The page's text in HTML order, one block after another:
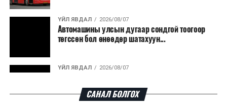
гарсан үнснээс фосфор сэргээн авах технологи
ашигладаг бол Нидерландад төвлөрсөн лаг
боловсруулах үйлдвэрүүдээр дулаан, цахилгаан
эрчим хүч үйлдвэрлэдэг.
Ийнхүү лаг хатаах, шатаах технологийг лагийн
эзлэхүүнийг бууруулахын зэрэгцээ эрчим хүч
үйлдвэрлэх, нөөцийг дахин ашиглах чиглэлээр олон
улсад өргөн ашиглаж байна.
ҮЙЛ ЯВДАЛ 2026/08/07
Автомашины улсын дугаар сондгой тоогоор
төгссөн бол өнөөдөр шатахуун...
ҮЙЛ ЯВДАЛ 2026/08/07
САНАЛ БОЛГОХ